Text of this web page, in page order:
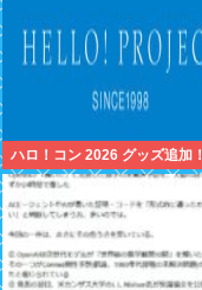
ハロ！コン 2026 グッズ追加！